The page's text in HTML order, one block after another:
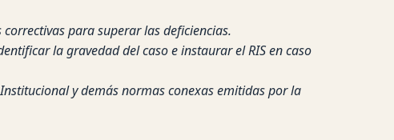
para superar las deficiencias.
la gravedad del caso e instaurar el RIS en caso
y demás normas conexas emitidas por la